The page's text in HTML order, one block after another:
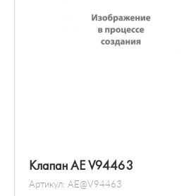
Клапан AE V94463
Артикул: AE@V94463